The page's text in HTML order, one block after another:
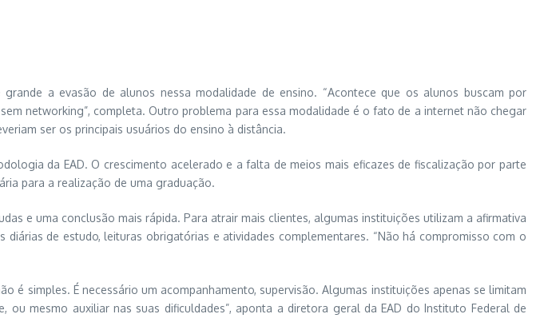
a evasão de alunos nessa modalidade de ensino. “Acontece que os alunos buscam por
networking”, completa. Outro problema para essa modalidade é o fato de a internet não chegar
ser os principais usuários do ensino à distância.
da EAD. O crescimento acelerado e a falta de meios mais eficazes de fiscalização por parte
para a realização de uma graduação.
e uma conclusão mais rápida. Para atrair mais clientes, algumas instituições utilizam a afirmativa
de estudo, leituras obrigatórias e atividades complementares. “Não há compromisso com o
é simples. É necessário um acompanhamento, supervisão. Algumas instituições apenas se limitam
mesmo auxiliar nas suas dificuldades”, aponta a diretora geral da EAD do Instituto Federal de